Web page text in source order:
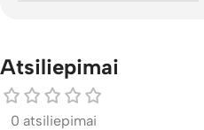
Atsiliepimai
0 atsiliepimai